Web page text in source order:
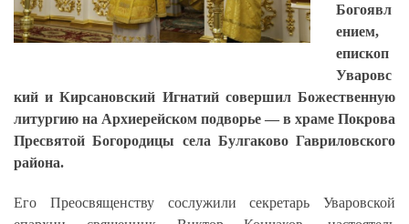
Богоявл
ением,
епископ
Уваровс
кий и Кирсановский Игнатий совершил Божественную
литургию на Архиерейском подворье — в храме Покрова
Пресвятой Богородицы села Булгаково Гавриловского
района.
Его Преосвященству сослужили секретарь Уваровской